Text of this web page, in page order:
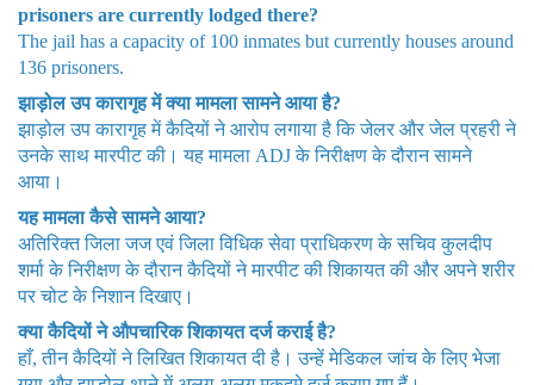
prisoners are currently lodged there?
The jail has a capacity of 100 inmates but currently houses around
136 prisoners.
झाड़ोल उप कारागृह में क्या मामला सामने आया है?
झाड़ोल उप कारागृह में कैदियों ने आरोप लगाया है कि जेलर और जेल प्रहरी ने
उनके साथ मारपीट की। यह मामला ADJ के निरीक्षण के दौरान सामने
आया।
यह मामला कैसे सामने आया?
अतिरिक्त जिला जज एवं जिला विधिक सेवा प्राधिकरण के सचिव कुलदीप
शर्मा के निरीक्षण के दौरान कैदियों ने मारपीट की शिकायत की और अपने शरीर
पर चोट के निशान दिखाए।
क्या कैदियों ने औपचारिक शिकायत दर्ज कराई है?
हाँ, तीन कैदियों ने लिखित शिकायत दी है। उन्हें मेडिकल जांच के लिए भेजा